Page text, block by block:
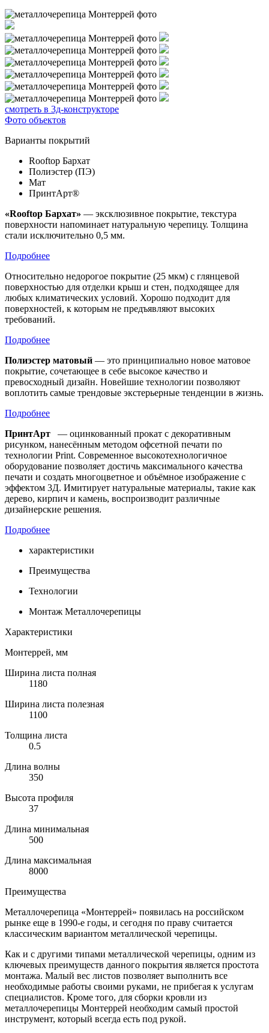
смотреть в 3д-конструкторе
Фото объектов
Варианты покрытий
Rooftop Бархат
Полиэстер (ПЭ)
Мат
ПринтАрт®
«Rooftop Бархат» — эксклюзивное покрытие, текстура
поверхности напоминает натуральную черепицу. Толщина
стали исключительно 0,5 мм.
Подробнее
Относительно недорогое покрытие (25 мкм) с глянцевой
поверхностью для отделки крыш и стен, подходящее для
любых климатических условий. Хорошо подходит для
поверхностей, к которым не предъявляют высоких
требований.
Подробнее
Полиэстер матовый — это принципиально новое матовое
покрытие, сочетающее в себе высокое качество и
превосходный дизайн. Новейшие технологии позволяют
воплотить самые трендовые экстерьерные тенденции в жизнь.
Подробнее
ПринтАрт
— оцинкованный прокат с декоративным
рисунком, нанесённым методом офсетной печати по
технологии Print. Современное высокотехнологичное
оборудование позволяет достичь максимального качества
печати и создать многоцветное и объёмное изображение с
эффектом 3Д. Имитирует натуральные материалы, такие как
дерево, кирпич и камень, воспроизводит различные
дизайнерские решения.
Подробнее
характеристики
Преимущества
Технологии
Монтаж Металлочерепицы
Характеристики
Монтеррей, мм
Ширина листа полная
1180
Ширина листа полезная
1100
Толщина листа
0.5
Длина волны
350
Высота профиля
37
Длина минимальная
500
Длина максимальная
8000
Преимущества
Металлочерепица «Монтеррей» появилась на российском
рынке еще в 1990-е годы, и сегодня по праву считается
классическим вариантом металлической черепицы.
Как и с другими типами металлической черепицы, одним из
ключевых преимуществ данного покрытия является простота
монтажа. Малый вес листов позволяет выполнить все
необходимые работы своими руками, не прибегая к услугам
специалистов. Кроме того, для сборки кровли из
металлочерепицы Монтеррей необходим самый простой
инструмент, который всегда есть под рукой.